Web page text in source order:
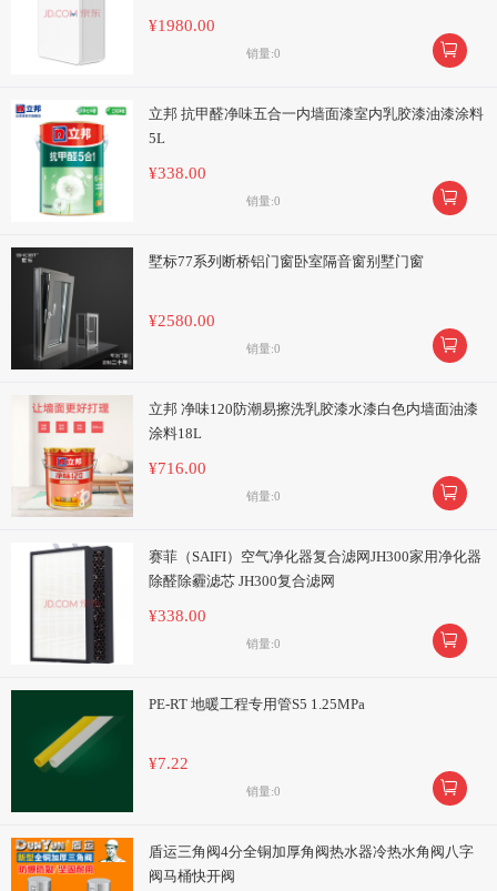
¥1980.00
销量:0 
立邦 抗甲醛净味五合一内墙面漆室内乳胶漆油漆涂料
5L
¥338.00
销量:0 
墅标77系列断桥铝门窗卧室隔音窗别墅门窗
¥2580.00
销量:0 
立邦 净味120防潮易擦洗乳胶漆水漆白色内墙面油漆
涂料18L
¥716.00
销量:0 
赛菲（SAIFI）空气净化器复合滤网JH300家用净化器
除醛除霾滤芯 JH300复合滤网
¥338.00
销量:0 
PE-RT 地暖工程专用管S5 1.25MPa
¥7.22
销量:0 
盾运三角阀4分全铜加厚角阀热水器冷热水角阀八字
阀马桶快开阀